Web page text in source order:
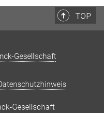
TOP
Gesellschaft
Gesellschaft